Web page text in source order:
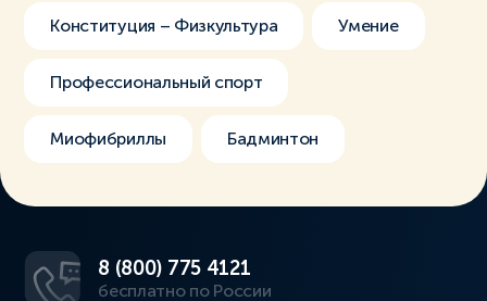
Конституция – Физкультура Умение
Профессиональный спорт
Миофибриллы Бадминтон
8 (800) 775 4121
бесплатно по России